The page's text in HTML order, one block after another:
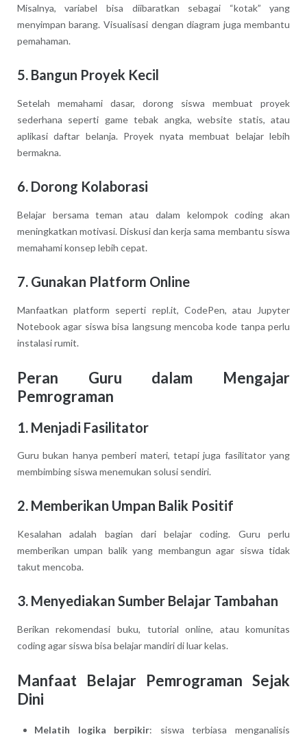
Misalnya, variabel bisa diibaratkan sebagai “kotak” yang
menyimpan barang. Visualisasi dengan diagram juga membantu
pemahaman.
5. Bangun Proyek Kecil
Setelah memahami dasar, dorong siswa membuat proyek
sederhana seperti game tebak angka, website statis, atau
aplikasi daftar belanja. Proyek nyata membuat belajar lebih
bermakna.
6. Dorong Kolaborasi
Belajar bersama teman atau dalam kelompok coding akan
meningkatkan motivasi. Diskusi dan kerja sama membantu siswa
memahami konsep lebih cepat.
7. Gunakan Platform Online
Manfaatkan platform seperti repl.it, CodePen, atau Jupyter
Notebook agar siswa bisa langsung mencoba kode tanpa perlu
instalasi rumit.
Peran Guru dalam Mengajar
Pemrograman
1. Menjadi Fasilitator
Guru bukan hanya pemberi materi, tetapi juga fasilitator yang
membimbing siswa menemukan solusi sendiri.
2. Memberikan Umpan Balik Positif
Kesalahan adalah bagian dari belajar coding. Guru perlu
memberikan umpan balik yang membangun agar siswa tidak
takut mencoba.
3. Menyediakan Sumber Belajar Tambahan
Berikan rekomendasi buku, tutorial online, atau komunitas
coding agar siswa bisa belajar mandiri di luar kelas.
Manfaat Belajar Pemrograman Sejak
Dini
Melatih logika berpikir: siswa terbiasa menganalisis